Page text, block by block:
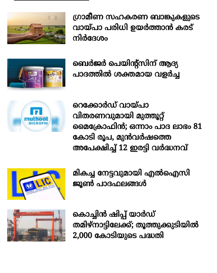
ഗ്രാമീണ സഹകരണ ബാങ്കുകളുടെ
വായ്പാ പരിധി ഉയർത്താൻ കരട്
നിർദേശം
ബെർജർ പെയിന്റ്സിന് ആദ്യ
പാദത്തിൽ ശക്തമായ വളർച്ച
റെക്കോർഡ് വായ്പാ
വിതരണവുമായി മുത്തൂറ്റ്
മൈക്രോഫിൻ; ഒന്നാം പാദ ലാഭം 81
കോടി രൂപ, മുൻവർഷത്തെ
അപേക്ഷിച്ച് 12 ഇരട്ടി വർദ്ധനവ്
മികച്ച നേട്ടവുമായി എൽഐസി
ജൂൺ പാദഫലങ്ങൾ
കൊച്ചിന്‍ ഷിപ്പ് യാർഡ്
തമിഴ്നാട്ടിലേക്ക്; തൂത്തുക്കുടിയിൽ
2,000 കോടിയുടെ പദ്ധതി